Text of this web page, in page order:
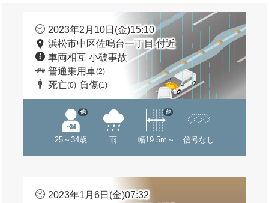
2023年2月10日(金)15:10
浜松市中区佐鳴台一丁目 付近
車両相互 小破事故
普通乗用車(2)
死亡(0) 負傷(1)
25～34歳
他
雨 幅19.5m～
他
信号なし
2023年1月6日(金)07:32